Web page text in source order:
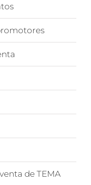
de TEMA